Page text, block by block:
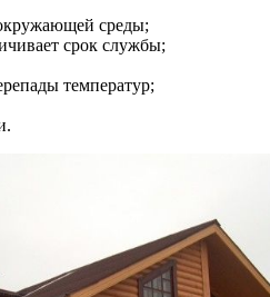
среды;
срок службы;
температур;